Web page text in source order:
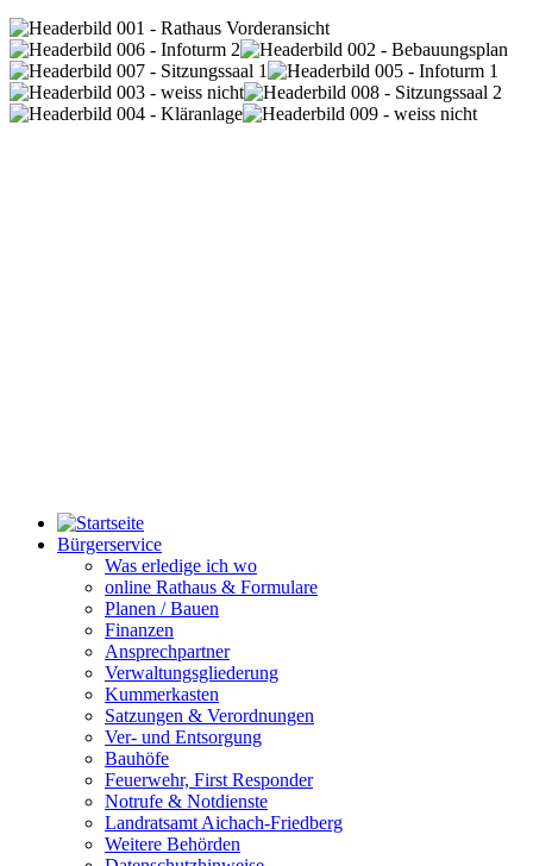
Bürgerservice
Was erledige ich wo
online Rathaus & Formulare
Planen / Bauen
Finanzen
Ansprechpartner
Verwaltungsgliederung
Kummerkasten
Satzungen & Verordnungen
Ver- und Entsorgung
Bauhöfe
Feuerwehr, First Responder
Notrufe & Notdienste
Landratsamt Aichach-Friedberg
Weitere Behörden